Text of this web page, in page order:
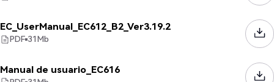
EC_UserManual_EC612_B2_Ver3.19.2
PDF 31Mb
Manual de usuario_EC616